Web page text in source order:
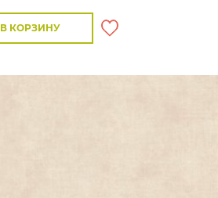
В КОРЗИНУ